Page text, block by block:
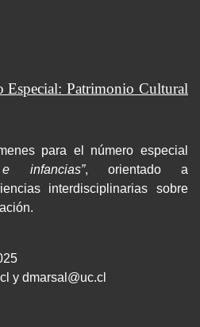
Especial: Patrimonio Cultural
para el número especial
infancias”, orientado a
interdisciplinarias sobre
y dmarsal@uc.cl